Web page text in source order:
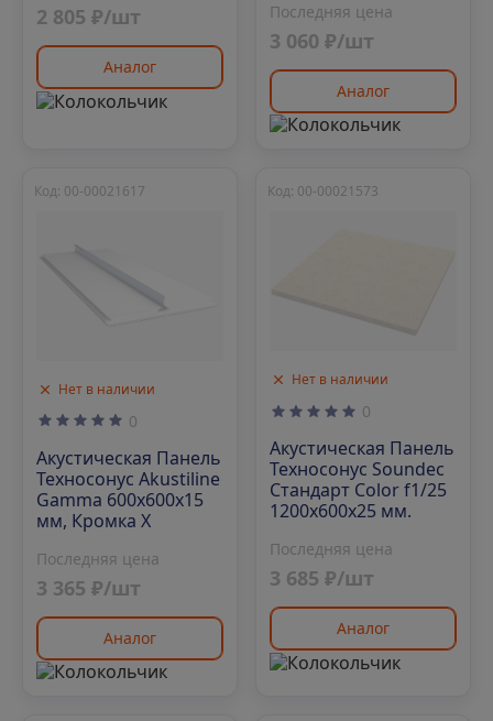
2 805 ₽/шт
Аналог
Последняя цена
3 060 ₽/шт
Аналог
Нет в наличии
Код: 00-00021617
0
Акустическая Панель
Техносонус Akustiline
Gamma 600х600х15
мм, Кромка Х
Последняя цена
3 365 ₽/шт
Аналог
Нет в наличии
Код: 00-00021573
0
Акустическая Панель
Техносонус Soundec
Стандарт Color f1/25
1200х600х25 мм.
Последняя цена
3 685 ₽/шт
Аналог